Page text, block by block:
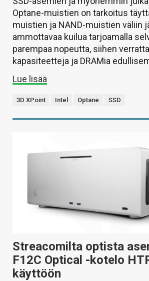
Optane-muistien on tarkoitus
muistien ja NAND-muistien väliin
ammottavaa kuilua tarjoamalla
parempaa nopeutta, siihen
kapasiteetteja ja DRAMia
Lue lisää
3D XPoint Intel Optane SSD
Streacomilta optista
F12C Optical -kotelo
käyttöön